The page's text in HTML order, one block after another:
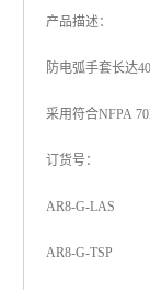
产品描述：
防电弧手套长达
采用符合NFPA
订货号：
AR8-G-LAS
AR8-G-TSP